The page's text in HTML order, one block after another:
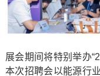
展会期间将特别举办
本次招聘会以能源行